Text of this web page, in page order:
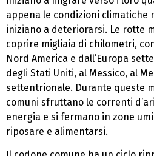
appena le condizioni climatiche
iniziano a deteriorarsi. Le rotte
coprire migliaia di chilometri,
Nord America e dall’Europa
degli Stati Uniti, al Messico, al
settentrionale. Durante queste
comuni sfruttano le correnti
energia e si fermano in zone
riposare e alimentarsi.